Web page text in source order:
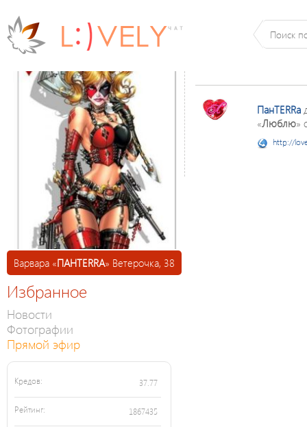
Варвара «ПАНTERRА» Ветерочка, 38
Избранное
Новости
Фотографии
Прямой эфир
Кредов: 37.77
Рейтинг: 1867435
ПанTERRа
«Люблю»
http://